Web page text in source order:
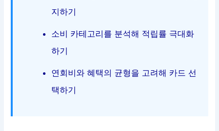
지하기
소비 카테고리를 분석해 적립률 극대화
하기
연회비와 혜택의 균형을 고려해 카드 선
택하기